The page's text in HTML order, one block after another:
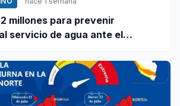
millones para prevenir
servicio de agua ante el